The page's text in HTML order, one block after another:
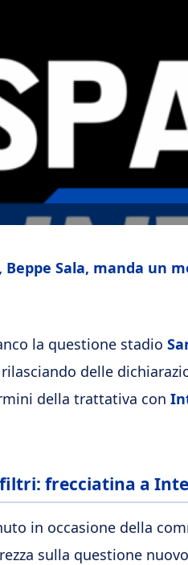
Beppe Sala, manda un
la questione stadio
delle
della trattativa con
filtri: frecciatina a
in occasione della
sulla questione